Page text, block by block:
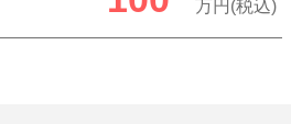
万円(税込)